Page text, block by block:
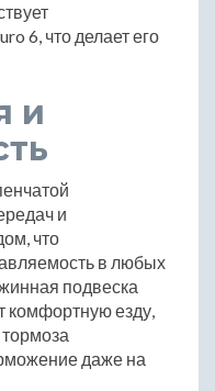
6, что делает его
и
и
что
в любых
подвеска
комфортную езду,
даже на